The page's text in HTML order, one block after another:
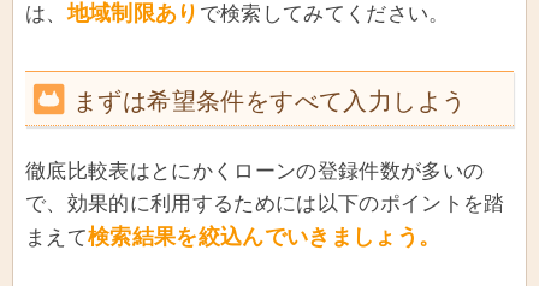
は、地域制限あり で検索してみてください。
まずは希望条件をすべて入力しよう
徹底比較表はとにかくローンの登録件数が多いの
で、効果的に利用するためには以下のポイントを踏
まえて検索結果を絞込んでいきましょう。